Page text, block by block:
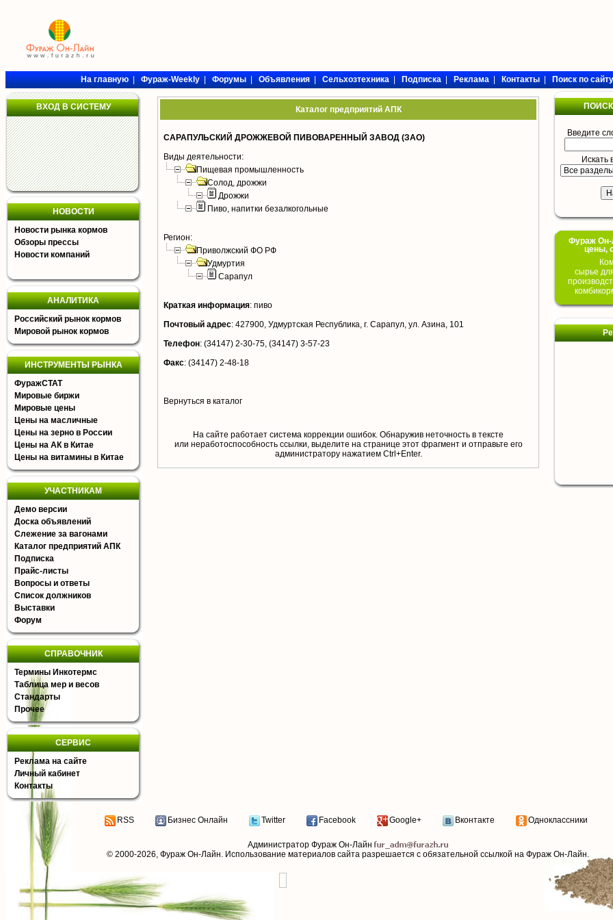
На главную|Фураж-Weekly|Форумы|Объявления|Сельхозтехника|Подписка|Реклама|Контакты|Поиск по сайту
ВХОД В СИСТЕМУ
НОВОСТИ
Новости рынка кормов
Обзоры прессы
Новости компаний
АНАЛИТИКА
Российский рынок кормов
Мировой рынок кормов
ИНСТРУМЕНТЫ РЫНКА
ФуражСТАТ
Мировые биржи
Мировые цены
Цены на масличные
Цены на зерно в России
Цены на АК в Китае
Цены на витамины в Китае
УЧАСТНИКАМ
Демо версии
Доска объявлений
Слежение за вагонами
Каталог предприятий АПК
Подписка
Прайс-листы
Вопросы и ответы
Список должников
Выставки
Форум
СПРАВОЧНИК
Термины Инкотермс
Таблица мер и весов
Стандарты
Прочее
СЕРВИС
Реклама на сайте
Личный кабинет
Контакты
Каталог предприятий АПК
САРАПУЛЬСКИЙ ДРОЖЖЕВОЙ ПИВОВАРЕННЫЙ ЗАВОД (ЗАО)
Виды деятельности:
Пищевая промышленность
Солод, дрожжи
Дрожжи
Пиво, напитки безалкогольные
Регион:
Приволжский ФО РФ
Удмуртия
Сарапул
Краткая информация: пиво
Почтовый адрес: 427900, Удмуртская Республика, г. Сарапул, ул. Азина, 101
Телефон: (34147) 2-30-75, (34147) 3-57-23
Факс: (34147) 2-48-18
Вернуться в каталог
На сайте работает система коррекции ошибок. Обнаружив неточность в тексте
или неработоспособность ссылки, выделите на странице этот фрагмент и отправьте его
aдминистратору нажатием Ctrl+Enter.
Введите
Искать
Фураж Он-
цены,
сырье
RSS Бизнес Онлайн Twitter Facebook Google+ Вконтакте Одноклассники
Администратор Фураж Он-Лайн
© 2000-2026, Фураж Он-Лайн. Использование материалов сайта разрешается с обязательной ссылкой на Фураж Он-Лайн.